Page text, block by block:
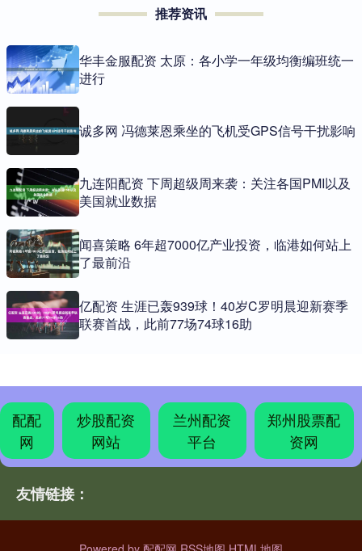
推荐资讯
华丰金服配资 太原：各小学一年级均衡编班统一
进行
诚多网 冯德莱恩乘坐的飞机受GPS信号干扰影响
九连阳配资 下周超级周来袭：关注各国PMI以及
美国就业数据
闻喜策略 6年超7000亿产业投资，临港如何站上
了最前沿
亿配资 生涯已轰939球！40岁C罗明晨迎新赛季
联赛首战，此前77场74球16助
配配
网
炒股配资
网站
兰州配资
平台
郑州股票配
资网
友情链接：